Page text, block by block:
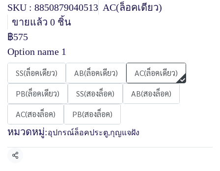
SKU : 8850879040513 AC(ล็อคเดียว)
ขายแล้ว 0 ชิ้น
฿575
Option name 1
SS(ล็อคเดียว) AB(ล็อคเดียว)
AC(ล็อคเดียว)
PB(ล็อคเดียว)
SS(สองล็อค)
AB(สองล็อค)
AC(สองล็อค)
PB(สองล็อค)
หมวดหมู่:อุปกรณ์ล็อคประตู,กุญแจฝัง
แชร์